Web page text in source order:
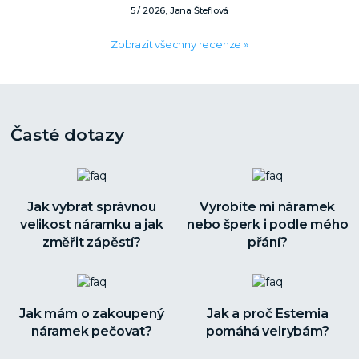
5 / 2026, Jana Šteflová
Zobrazit všechny recenze »
Časté dotazy
Jak vybrat správnou
velikost náramku a jak
změřit zápěstí?
Vyrobíte mi náramek
nebo šperk i podle mého
přání?
Jak mám o zakoupený
náramek pečovat?
Jak a proč Estemia
pomáhá velrybám?